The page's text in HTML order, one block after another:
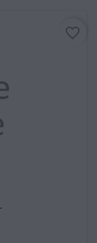
favorite_border